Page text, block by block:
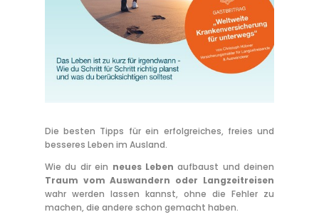
Diebesten Tipps fürein erfolgreiches, freies und
besseres Leben im Ausland.
Wie du dir ein neues Leben aufbaust und deinen
Traum vom Auswandern oder Langzeitreisen
wahr werden lassen kannst, ohne die Fehler zu
machen, die andere schon gemacht haben.